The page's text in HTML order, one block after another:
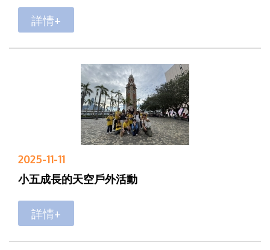
詳情+
2025-11-11
小五成長的天空戶外活動
詳情+